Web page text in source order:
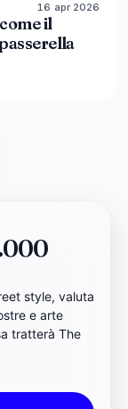
93% 67
16 apr 2026
il
style, valuta
e arte
tratterà The